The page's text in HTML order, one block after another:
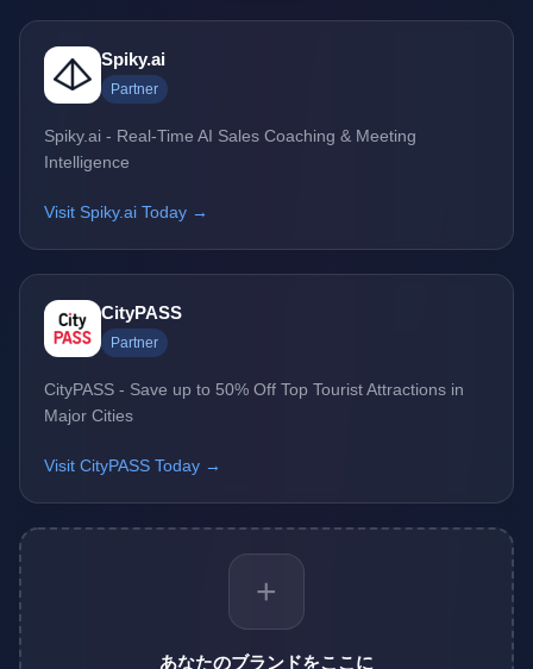
Spiky.ai
Partner
Spiky.ai - Real-Time AI Sales Coaching & Meeting
Intelligence
Visit Spiky.ai Today →
CityPASS
Partner
CityPASS - Save up to 50% Off Top Tourist Attractions in
Major Cities
Visit CityPASS Today →
+
あなたのブランドをここに